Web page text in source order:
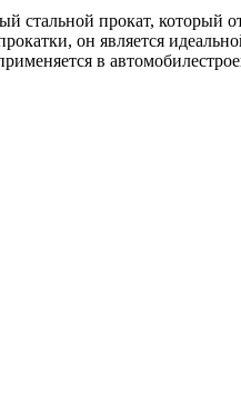
стальной прокат, который
он является
в